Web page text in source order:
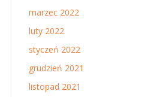
marzec 2022
luty 2022
styczeń 2022
grudzień 2021
listopad 2021